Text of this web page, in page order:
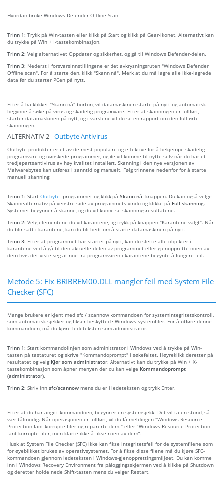
Hvordan bruke Windows Defender Offline Scan
Trinn 1: Trykk på Win-tasten eller klikk på Start og klikk på Gear-ikonet. Alternativt kan
du trykke på Win + I-tastekombinasjon.
Trinn 2: Velg alternativet Oppdater og sikkerhet, og gå til Windows Defender-delen.
Trinn 3: Nederst i forsvarsinnstillingene er det avkrysningsruten "Windows Defender
Offline scan". For å starte den, klikk "Skann nå". Merk at du må lagre alle ikke-lagrede
data før du starter PCen på nytt.
Etter å ha klikket "Skann nå" burton, vil datamaskinen starte på nytt og automatisk
begynne å søke på virus og skadelig programvare. Etter at skanningen er fullført,
starter datamaskinen på nytt, og i varslene vil du se en rapport om den fullførte
skanningen.
ALTERNATIV 2 -Outbyte Antivirus
Outbyte-produkter er et av de mest populære og effektive for å bekjempe skadelig
programvare og uønskede programmer, og de vil komme til nytte selv når du har et
tredjepartsantivirus av høy kvalitet installert. Skanning i den nye versjonen av
Malwarebytes kan utføres i sanntid og manuelt. Følg trinnene nedenfor for å starte
manuell skanning:
Trinn 1: Start Outbyte -programmet og klikk på Skann nå -knappen. Du kan også velge
Skannealternativ på venstre side av programmets vindu og klikke på Full skanning.
Systemet begynner å skanne, og du vil kunne se skanningsresultatene.
Trinn 2: Velg elementene du vil karantene, og trykk på knappen "Karantene valgt". Når
du blir satt i karantene, kan du bli bedt om å starte datamaskinen på nytt.
Trinn 3: Etter at programmet har startet på nytt, kan du slette alle objekter i
karantene ved å gå til den aktuelle delen av programmet eller gjenopprette noen av
dem hvis det viste seg at noe fra programvaren i karantene begynte å fungere feil.
Metode 5: Fix BRIBREM00.DLL mangler feil med System File
Checker (SFC)
Mange brukere er kjent med sfc / scannow kommandoen for systemintegritetskontroll,
som automatisk sjekker og fikser beskyttede Windows-systemfiler. For å utføre denne
kommandoen, må du kjøre ledeteksten som administrator.
Trinn 1: Start kommandolinjen som administrator i Windows ved å trykke på Win-
tasten på tastaturet og skrive "Kommandoprompt" i søkefeltet. Høyreklikk deretter på
resultatet og velg Kjør som administrator. Alternativt kan du trykke på Win + X-
tastekombinasjon som åpner menyen der du kan velge Kommandoprompt
(administrator).
Trinn 2: Skriv inn sfc/scannow mens du er i ledeteksten og trykk Enter.
Etter at du har angitt kommandoen, begynner en systemsjekk. Det vil ta en stund, så
vær tålmodig. Når operasjonen er fullført, vil du få meldingen "Windows Resource
Protection fant korrupte filer og reparerte dem." eller “Windows Resource Protection
fant korrupte filer, men klarte ikke å fikse noen av dem”.
Husk at System File Checker (SFC) ikke kan fikse integritetsfeil for de systemfilene som
for øyeblikket brukes av operativsystemet. For å fikse disse filene må du kjøre SFC-
kommandoen gjennom ledeteksten i Windows-gjenopprettingsmiljøet. Du kan komme
inn i Windows Recovery Environment fra påloggingsskjermen ved å klikke på Shutdown
og deretter holde nede Shift-tasten mens du velger Restart.